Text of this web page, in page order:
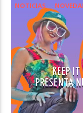
NOTICIAS
VIDEOS
KEEP
PRESENTA